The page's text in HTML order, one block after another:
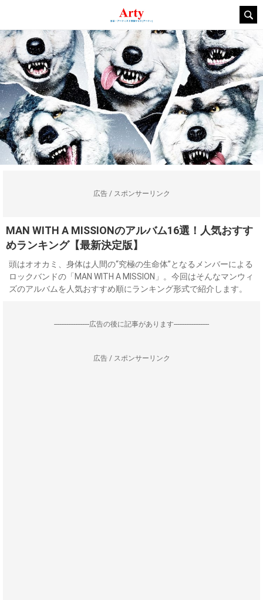
広告 / スポンサーリンク
MAN WITH A MISSIONのアルバム16選！人気おすす
めランキング【最新決定版】
頭はオオカミ、身体は人間の“究極の生命体”となるメンバーによる
ロックバンドの「MAN WITH A MISSION」。今回はそんなマンウィ
ズのアルバムを人気おすすめ順にランキング形式で紹介します。
--------------------広告の後に記事があります--------------------
広告 / スポンサーリンク